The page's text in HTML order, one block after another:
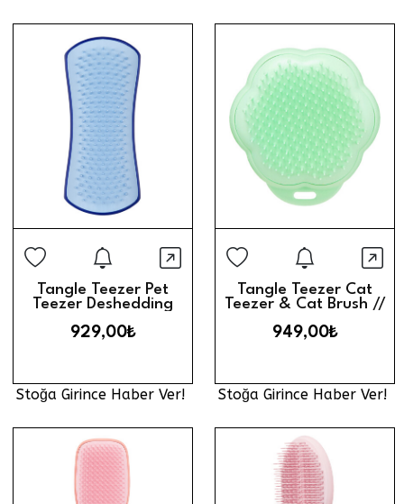
Stoğa Girince Haber Ver
Hızlı Görünüm
Tangle Teezer Pet
Teezer Deshedding
Light Blue
929,00₺
Stoğa Girince Haber Ver!
Stoğa
Tangle Teezer Cat
Teezer & Cat Brush //
949,00₺
Stoğa Girince Haber Ver!